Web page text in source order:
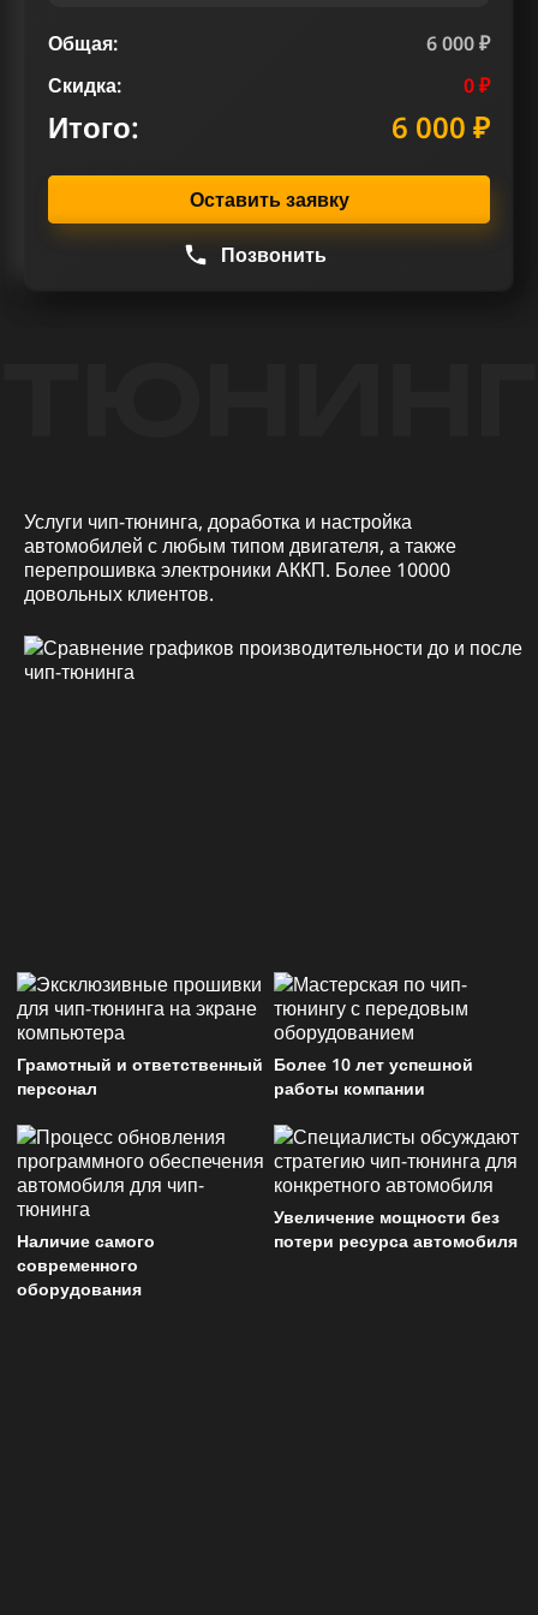
Общая:
6 000 ₽
Скидка:
0 ₽
Итого: 6 000 ₽
Оставить заявку
Позвонить
Услуги чип-тюнинга, доработка и настройка
автомобилей с любым типом двигателя, а также
перепрошивка электроники АККП. Более 10000
довольных клиентов.
Грамотный и ответственный
персонал
Более 10 лет успешной
работы компании
Наличие самого
современного
оборудования
Увеличение мощности без
потери ресурса автомобиля